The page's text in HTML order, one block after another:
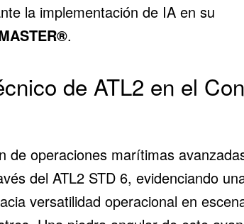
la implementación de IA en su
.
de ATL2 en el
de operaciones marítimas
del ATL2 STD 6, evidenciando
versatilidad operacional en